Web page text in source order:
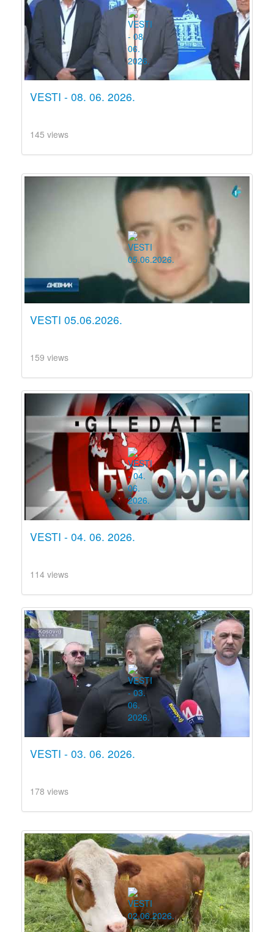
VESTI - 08. 06. 2026.
145 views
VESTI 05.06.2026.
159 views
VESTI - 04. 06. 2026.
114 views
VESTI - 03. 06. 2026.
178 views